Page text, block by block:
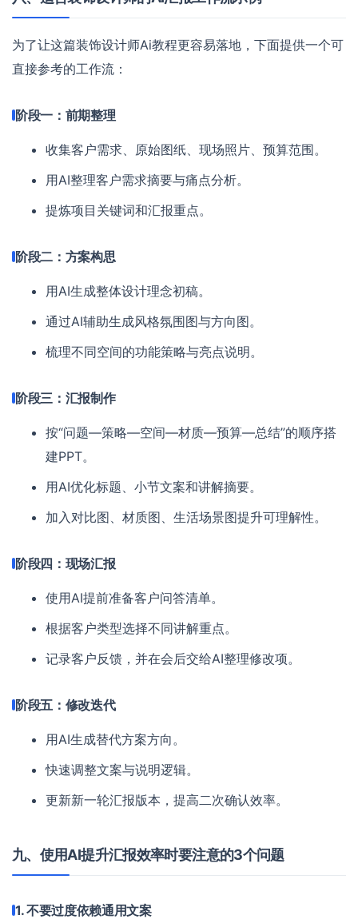
为了让这篇装饰设计师Ai教程更容易落地，下面提供一个可
直接参考的工作流：
阶段一：前期整理
收集客户需求、原始图纸、现场照片、预算范围。
用AI整理客户需求摘要与痛点分析。
提炼项目关键词和汇报重点。
阶段二：方案构思
用AI生成整体设计理念初稿。
通过AI辅助生成风格氛围图与方向图。
梳理不同空间的功能策略与亮点说明。
阶段三：汇报制作
按“问题—策略—空间—材质—预算—总结”的顺序搭
建PPT。
用AI优化标题、小节文案和讲解摘要。
加入对比图、材质图、生活场景图提升可理解性。
阶段四：现场汇报
使用AI提前准备客户问答清单。
根据客户类型选择不同讲解重点。
记录客户反馈，并在会后交给AI整理修改项。
阶段五：修改迭代
用AI生成替代方案方向。
快速调整文案与说明逻辑。
更新新一轮汇报版本，提高二次确认效率。
九、使用AI提升汇报效率时要注意的3个问题
1. 不要过度依赖通用文案